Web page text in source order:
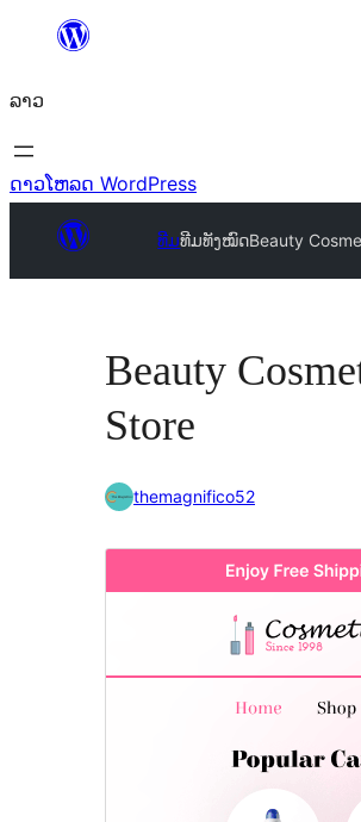
ທີ່
ເນື້ອຫາ
ລາວ
ດາວໂຫລດ WordPress
ທີມທີມທັງໝົດBeauty
Beauty
Store
themagnifico52